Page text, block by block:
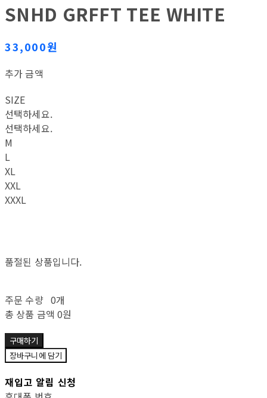
SNHD GRFFT TEE WHITE
33,000원
추가 금액
SIZE
선택하세요.
선택하세요.
M
L
XL
XXL
XXXL
품절된 상품입니다.
주문 수량 0개
총 상품 금액 0원
구매하기
장바구니에 담기
재입고 알림 신청